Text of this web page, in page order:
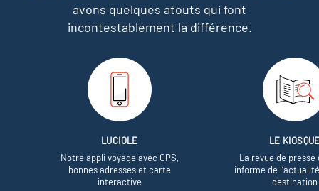
avons quelques atouts qui font
incontestablement la différence.
LUCIOLE
Notre appli voyage avec GPS,
bonnes adresses et carte
interactive
LE
La revue de presse
informe de
destination